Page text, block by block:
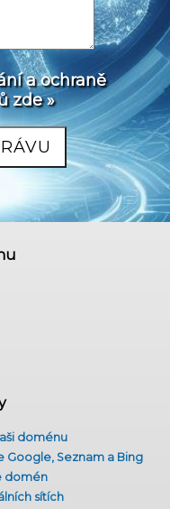
a ochraně
zde »
doménu
Google, Seznam a Bing
domén
sítích